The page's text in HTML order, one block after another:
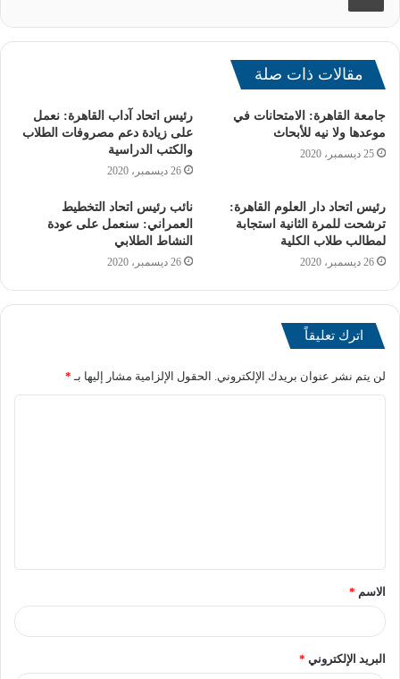
توقعات التنسيق للكليات العلمية
– كلية الطب: 91.6%.
– كلية طب الأسنان: 91.8%.
[ads1]
توقعات التنسيق للكليات الأدبية
– كلية الآداب: 80%.
– كلية الآثار: 65%.
مقالات ذات صلة
جامعة القاهرة: الامتحانات في
موعدها ولا نيه للأبحاث
25 ديسمبر، 2020
رئيس اتحاد آداب القاهرة: نعمل
على زيادة دعم مصروفات الطلاب
والكتب الدراسية
26 ديسمبر، 2020
رئيس اتحاد دار العلوم القاهرة:
ترشحت للمرة الثانية استجابة
لمطالب طلاب الكلية
26 ديسمبر، 2020
نائب رئيس اتحاد التخطيط
العمراني: سنعمل على عودة
النشاط الطلابي
26 ديسمبر، 2020
اترك تعليقاً
لن يتم نشر عنوان بريدك الإلكتروني. الحقول الإلزامية مشار إليها بـ *
الاسم *
البريد الإلكتروني *